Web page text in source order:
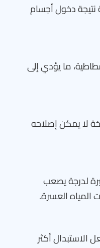
دخول أجسام
ما يؤدي إلى
لا يمكن إصلاحه
لدرجة يصعب
العسرة.
الاستبدال أكثر